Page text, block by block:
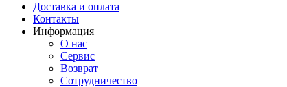
Доставка и оплата
Контакты
Информация
О нас
Сервис
Возврат
Сотрудничество